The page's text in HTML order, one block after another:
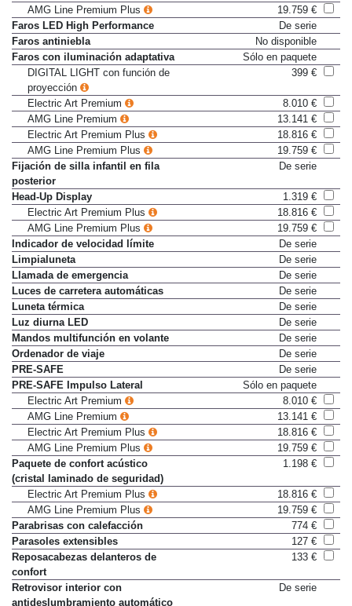
Electric Art Premium Plus
18.816 €
AMG Line Premium Plus
19.759 €
Faros LED High Performance
De serie
Faros antiniebla
No disponible
Faros con iluminación adaptativa
Sólo en paquete
DIGITAL LIGHT con función de
proyección
Electric Art Premium
8.010 €
AMG Line Premium
13.141 €
Electric Art Premium Plus
18.816 €
AMG Line Premium Plus
19.759 €
Fijación de silla infantil en fila
posterior
Head-Up Display
1.319 €
Electric Art Premium Plus
18.816 €
AMG Line Premium Plus
19.759 €
Indicador de velocidad límite
De serie
Limpialuneta
De serie
Llamada de emergencia
De serie
Luces de carretera automáticas
De serie
Luneta térmica
De serie
Luz diurna LED
De serie
Mandos multifunción en volante
De serie
Ordenador de viaje
De serie
PRE-SAFE
De serie
PRE-SAFE Impulso Lateral
Sólo en paquete
Electric Art Premium
8.010 €
AMG Line Premium
13.141 €
Electric Art Premium Plus
18.816 €
AMG Line Premium Plus
19.759 €
Paquete de confort acústico
(cristal laminado de seguridad)
Electric Art Premium Plus
18.816 €
AMG Line Premium Plus
19.759 €
Parabrisas con calefacción
774 €
Parasoles extensibles
127 €
Reposacabezas delanteros de
confort
Retrovisor interior con